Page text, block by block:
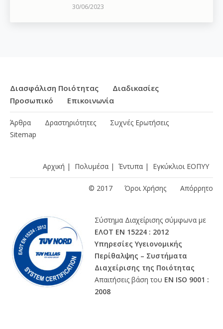
30/06/2023
Διασφάλιση Ποιότητας
Διαδικασίες
Προσωπικό
Επικοινωνία
Άρθρα Δραστηριότητες
Συχνές Ερωτήσεις
Sitemap
Αρχική | Πολυμέσα | Έντυπα | Εγκύκλιοι ΕΟΠΥΥ
© 2017 Όροι Χρήσης Απόρρητο
Σύστημα Διαχείρισης σύμφωνα με
ΕΛΟΤ ΕΝ 15224 : 2012
Υπηρεσίες Υγειονομικής
Περίθαλψης – Συστήματα
Διαχείρισης της Ποιότητας
Απαιτήσεις βάση του ΕΝ ISO 9001 :
2008